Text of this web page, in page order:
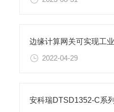
2022-04-29